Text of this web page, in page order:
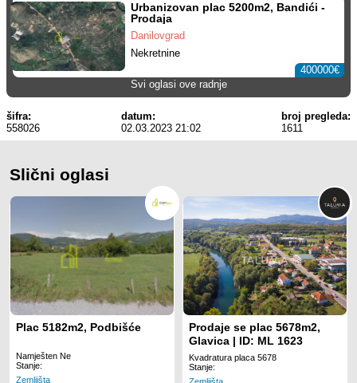
Urbanizovan plac 5200m2, Bandići -
Prodaja
Danilovgrad
Nekretnine
400000€
Svi oglasi ove radnje
šifra:
558026
datum:
02.03.2023 21:02
broj pregleda:
1611
Slični oglasi
Plac 5182m2, Podbišće
Namješten Ne
Stanje:
Zemljišta
Prodaje se plac 5678m2,
Glavica | ID: ML 1623
Kvadratura placa 5678
Stanje: